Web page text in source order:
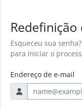
Esqueceu sua
para iniciar o
Endereço de e-mail